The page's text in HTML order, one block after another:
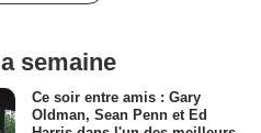
semaine
Ce soir entre amis : Gary
Oldman, Sean Penn et Ed